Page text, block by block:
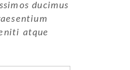
ducimus
atque